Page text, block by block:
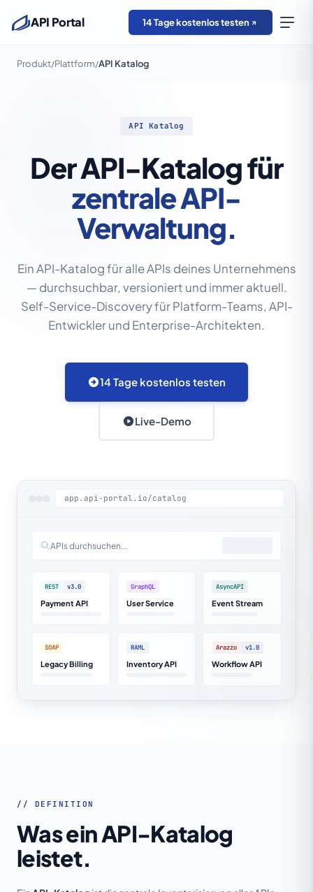
API Portal 14 Tage kostenlos testen
Produkt/Plattform/API Katalog
API Katalog
Der API-Katalog für
zentrale API-
Verwaltung.
Ein API-Katalog für alle APIs deines Unternehmens
— durchsuchbar, versioniert und immer aktuell.
Self-Service-Discovery für Platform-Teams, API-
Entwickler und Enterprise-Architekten.
14 Tage kostenlos testen
Live-Demo
app.api-portal.io/catalog
APIs durchsuchen...
REST v3.0
Payment API
GraphQL
User Service
AsyncAPI
Event Stream
SOAP
Legacy Billing
RAML
Inventory API
Arazzo v1.0
Workflow API
// DEFINITION
Was ein API-Katalog
leistet.